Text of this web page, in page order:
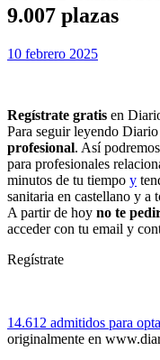
9.007 plazas
porExamen MIR
Publicada
10 febrero 2025
Regístrate gratis en
Para seguir leyendo
profesional. Así
para profesionales
minutos de tu tiempo y
sanitaria en castellano y a
A partir de hoy no te
acceder con tu email y
Regístrate
14.612 admitidos para
originalmente en